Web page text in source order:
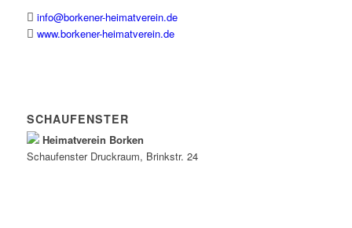
info@borkener-heimatverein.de
www.borkener-heimatverein.de
SCHAUFENSTER
Heimatverein Borken
Schaufenster Druckraum, Brinkstr. 24